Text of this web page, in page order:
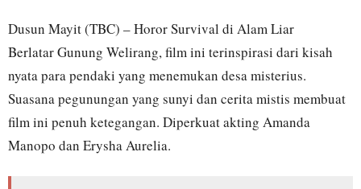
Dusun Mayit (TBC) – Horor Survival di Alam Liar
Berlatar Gunung Welirang, film ini terinspirasi dari kisah
nyata para pendaki yang menemukan desa misterius.
Suasana pegunungan yang sunyi dan cerita mistis membuat
film ini penuh ketegangan. Diperkuat akting Amanda
Manopo dan Erysha Aurelia.